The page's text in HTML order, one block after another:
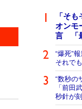
「そ
オンモ
言 「
“爆死”
それで
“数秒の
「前田
秒針が